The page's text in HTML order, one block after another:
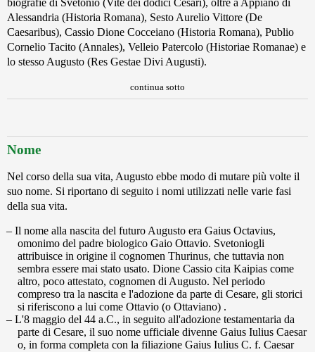
biografie di Svetonio (Vite dei dodici Cesari), oltre a Appiano di
Alessandria (Historia Romana), Sesto Aurelio Vittore (De
Caesaribus), Cassio Dione Cocceiano (Historia Romana), Publio
Cornelio Tacito (Annales), Velleio Patercolo (Historiae Romanae) e
lo stesso Augusto (Res Gestae Divi Augusti).
continua sotto
Nome
Nel corso della sua vita, Augusto ebbe modo di mutare più volte il
suo nome. Si riportano di seguito i nomi utilizzati nelle varie fasi
della sua vita.
Il nome alla nascita del futuro Augusto era Gaius Octavius,
omonimo del padre biologico Gaio Ottavio. Svetoniogli
attribuisce in origine il cognomen Thurinus, che tuttavia non
sembra essere mai stato usato. Dione Cassio cita Kaipias come
altro, poco attestato, cognomen di Augusto. Nel periodo
compreso tra la nascita e l'adozione da parte di Cesare, gli storici
si riferiscono a lui come Ottavio (o Ottaviano) .
L'8 maggio del 44 a.C., in seguito all'adozione testamentaria da
parte di Cesare, il suo nome ufficiale divenne Gaius Iulius Caesar
o, in forma completa con la filiazione Gaius Iulius C. f. Caesar